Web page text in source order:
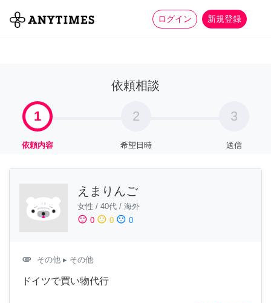
ログイン 新規登録
全て 家事 more_horiz
依頼相談
1
依頼内容
2
希望日時
3
送信
えまりんご
女性 / 40代 / 海外
sentiment_satisfied 0 sentiment_neutral 0 sentiment_dissatisfied 0
attachment その他 ▸ その他
ドイツで買い物代行